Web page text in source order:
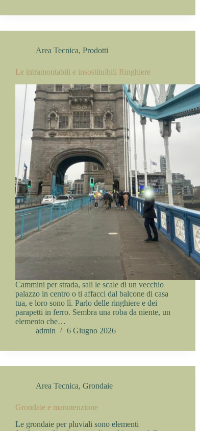
Area Tecnica, Prodotti
Le intramontabili e insostituibili Ringhiere
Cammini per strada, sali le scale di un vecchio
palazzo in centro o ti affacci dal balcone di casa
tua, e loro sono lì. Parlo delle ringhiere e dei
parapetti in ferro. Sembra una roba da niente, un
elemento che…
admin
6 Giugno 2026
Area Tecnica, Grondaie
Grondaie e manutenzione
Le grondaie per pluviali sono elementi